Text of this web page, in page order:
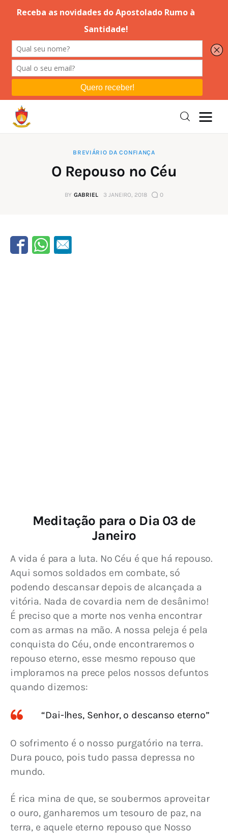
Editorial
Orações
Instruções
Espiritualidade
BREVIÁRIO DA CONFIANÇA
O Repouso no Céu
BY GABRIEL 3 JANEIRO, 2018 0
Meditação para o Dia 03 de
Janeiro
A vida é para a luta. No Céu é que há repouso.
Aqui somos soldados em combate, só
podendo descansar depois de alcançada a
vitória. Nada de covardia nem de desânimo!
É preciso que a morte nos venha encontrar
com as armas na mão. A nossa peleja é pela
conquista do Céu, onde encontraremos o
repouso eterno, esse mesmo repouso que
imploramos na prece pelos nossos defuntos
quando dizemos:
“Dai-lhes, Senhor, o descanso eterno”
O sofrimento é o nosso purgatório na terra.
Dura pouco, pois tudo passa depressa no
mundo.
É rica mina de que, se soubermos aproveitar
o ouro, ganharemos um tesouro de paz, na
terra, e aquele eterno repouso que Nosso